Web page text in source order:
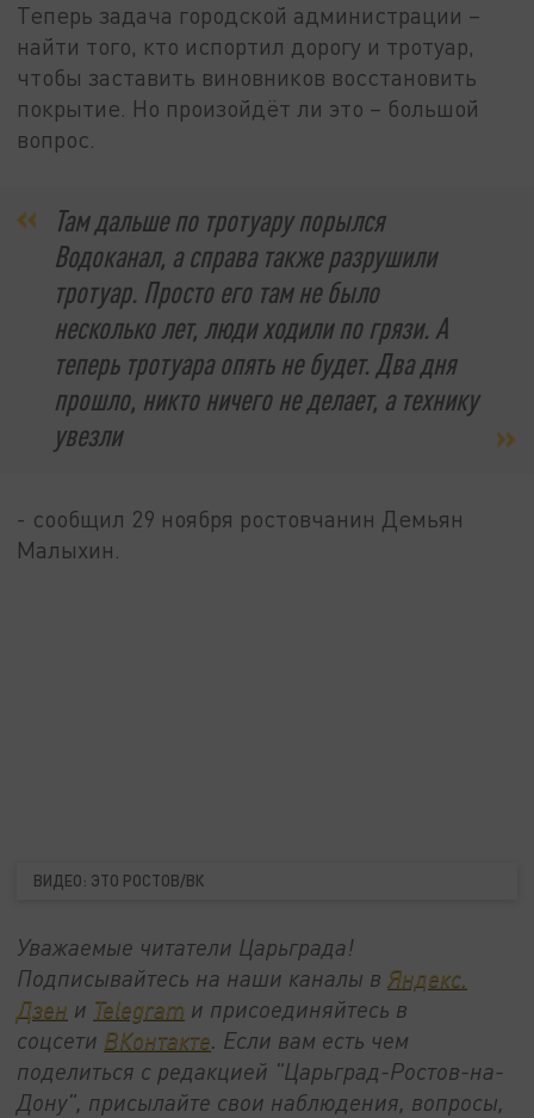
Теперь задача городской администрации –
найти того, кто испортил дорогу и тротуар,
чтобы заставить виновников восстановить
покрытие. Но произойдёт ли это – большой
вопрос.
Там дальше по тротуару порылся
Водоканал, а справа также разрушили
тротуар. Просто его там не было
несколько лет, люди ходили по грязи. А
теперь тротуара опять не будет. Два дня
прошло, никто ничего не делает, а технику
увезли
- сообщил 29 ноября ростовчанин Демьян
Малыхин.
ВИДЕО: ЭТО РОСТОВ/ВК
Уважаемые читатели Царьграда!
Подписывайтесь на наши каналы в Яндекс.
Дзен и Telegram и присоединяйтесь в
соцсети ВКонтакте. Если вам есть чем
поделиться с редакцией "Царьград-Ростов-на-
Дону", присылайте свои наблюдения, вопросы,